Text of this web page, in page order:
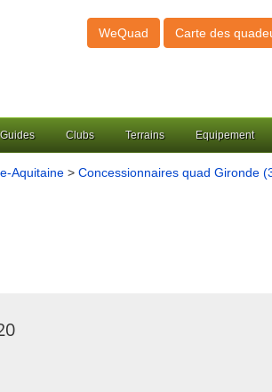
WeQuad Carte des
Guides Clubs Terrains Equipement
Aquitaine > Concessionnaires quad Gironde